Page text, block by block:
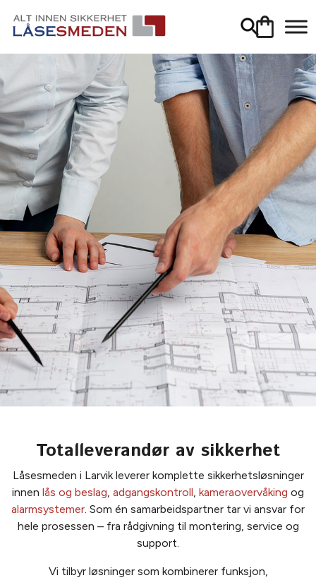
Totalleverandør av sikkerhet
Låsesmeden i Larvik leverer komplette sikkerhetsløsninger
innen lås og beslag adgangskontroll kameraovervåking og
alarmsystemer . Som én samarbeidspartner tar vi ansvar for
hele prosessen – fra rådgivning til montering, service og
support.
Vi tilbyr løsninger som kombinerer funksjon,